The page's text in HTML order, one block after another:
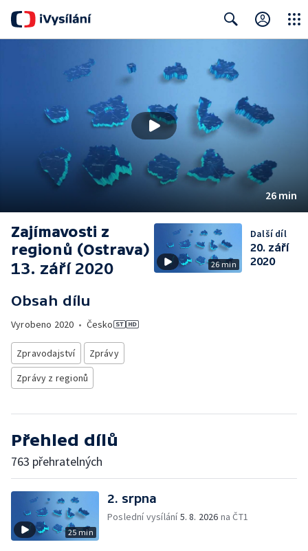
26 min
Zajímavosti z
regionů (Ostrava)
13. září 2020
Obsah dílu
Vyrobeno 2020 • Česko
Zpravodajství
Zprávy
Zprávy z regionů
26 min
Další díl
20. září
2020
Přehled dílů
763 přehratelných
25 min
2. srpna
Poslední vysílání5. 8. 2026 na ČT1